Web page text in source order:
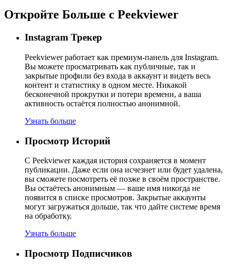
Откройте Больше с Peekviewer
Instagram Трекер
Peekviewer работает как премиум-панель для Instagram.
Вы можете просматривать как публичные, так и
закрытые профили без входа в аккаунт и видеть весь
контент и статистику в одном месте. Никакой
бесконечной прокрутки и потери времени, а ваша
активность остаётся полностью анонимной.
Узнать больше
Просмотр Историй
С Peekviewer каждая история сохраняется в момент
публикации. Даже если она исчезнет или будет удалена,
вы сможете посмотреть её позже в своём пространстве.
Вы остаётесь анонимным — ваше имя никогда не
появится в списке просмотров. Закрытые аккаунты
могут загружаться дольше, так что дайте системе время
на обработку.
Узнать больше
Просмотр Подписчиков